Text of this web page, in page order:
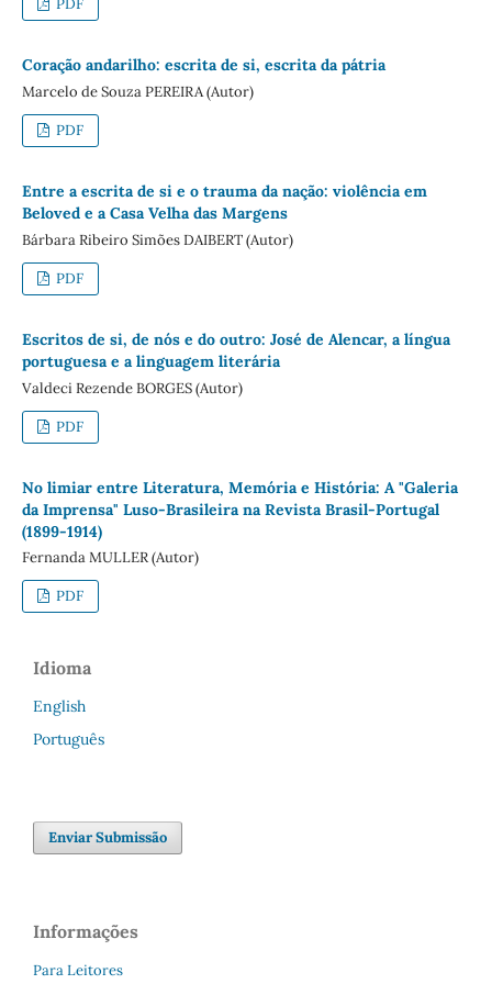
Coração andarilho: escrita de si, escrita da pátria
Marcelo de Souza PEREIRA (Autor)
PDF
Entre a escrita de si e o trauma da nação: violência em
Beloved e a Casa Velha das Margens
Bárbara Ribeiro Simões DAIBERT (Autor)
PDF
Escritos de si, de nós e do outro: José de Alencar, a língua
portuguesa e a linguagem literária
Valdeci Rezende BORGES (Autor)
PDF
No limiar entre Literatura, Memória e História: A "Galeria
da Imprensa" Luso-Brasileira na Revista Brasil-Portugal
(1899-1914)
Fernanda MULLER (Autor)
PDF
Idioma
English
Português
Enviar Submissão
Informações
Para Leitores